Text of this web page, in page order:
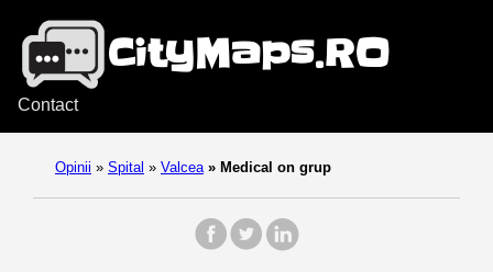
Contact
Opinii » Spital » Valcea » Medical on grup